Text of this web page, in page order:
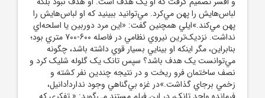
لباس‌هايش را پهن مي‌کرد. مي‌توانيد ببينيد که او لباس‌هايش را
پهن مي‌کند.»ايلي همچنين گفت: «اين مرد دوربين يا اسلحه‌اي
نداشت. نزديک‌ترين نيروي نظامي در فاصله 600-700 متري بود؛
بنابراين، مگر اينکه او بينايي بسيار قوي داشته باشد، چگونه
مي‌توانست يک هدف باشد؟ سپس تانک يک گلوله شليک کرد و
نصف ساختمان فرو ريخت و در نتيجه چندين نفر کشته و
زخمي برجاي گذاشت.»در غزه بي‌گناهي وجود ندارد!دانيل،